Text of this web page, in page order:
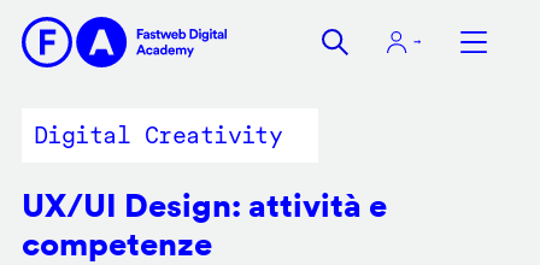
contenuto
Digital Creativity
UX/UI Design: attività e
competenze